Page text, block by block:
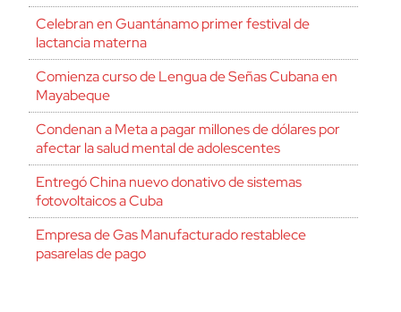
Celebran en Guantánamo primer festival de
lactancia materna
Comienza curso de Lengua de Señas Cubana en
Mayabeque
Condenan a Meta a pagar millones de dólares por
afectar la salud mental de adolescentes
Entregó China nuevo donativo de sistemas
fotovoltaicos a Cuba
Empresa de Gas Manufacturado restablece
pasarelas de pago